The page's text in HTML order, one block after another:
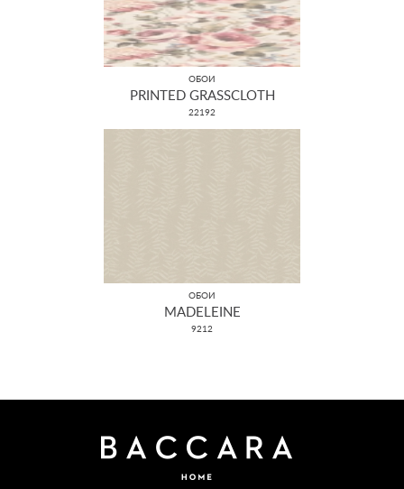
ОБОИ
PRINTED GRASSCLOTH
22192
ОБОИ
MADELEINE
9212